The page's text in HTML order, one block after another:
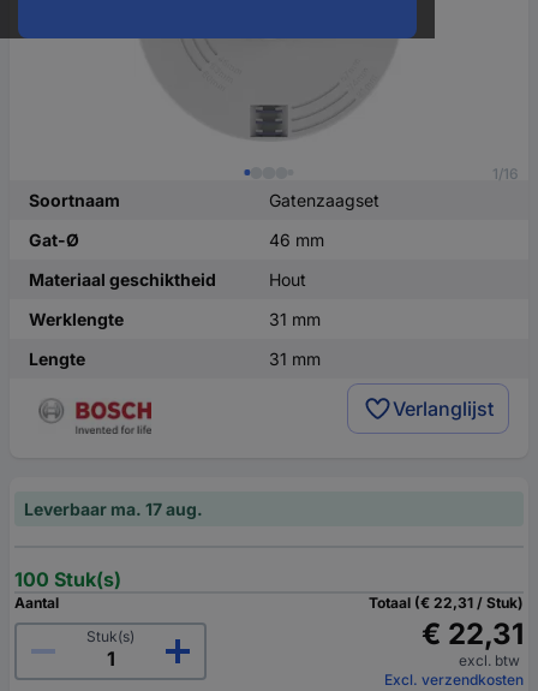
1/16
Soortnaam
Gatenzaagset
Gat-Ø
46 mm
Materiaal geschiktheid
Hout
Werklengte
31 mm
Lengte
31 mm
Verlanglijst
Leverbaar ma. 17 aug.
100 Stuk(s)
Aantal
Stuk(s)
Totaal (€ 22,31 / Stuk)
€ 22,31
excl. btw
Excl. verzendkosten